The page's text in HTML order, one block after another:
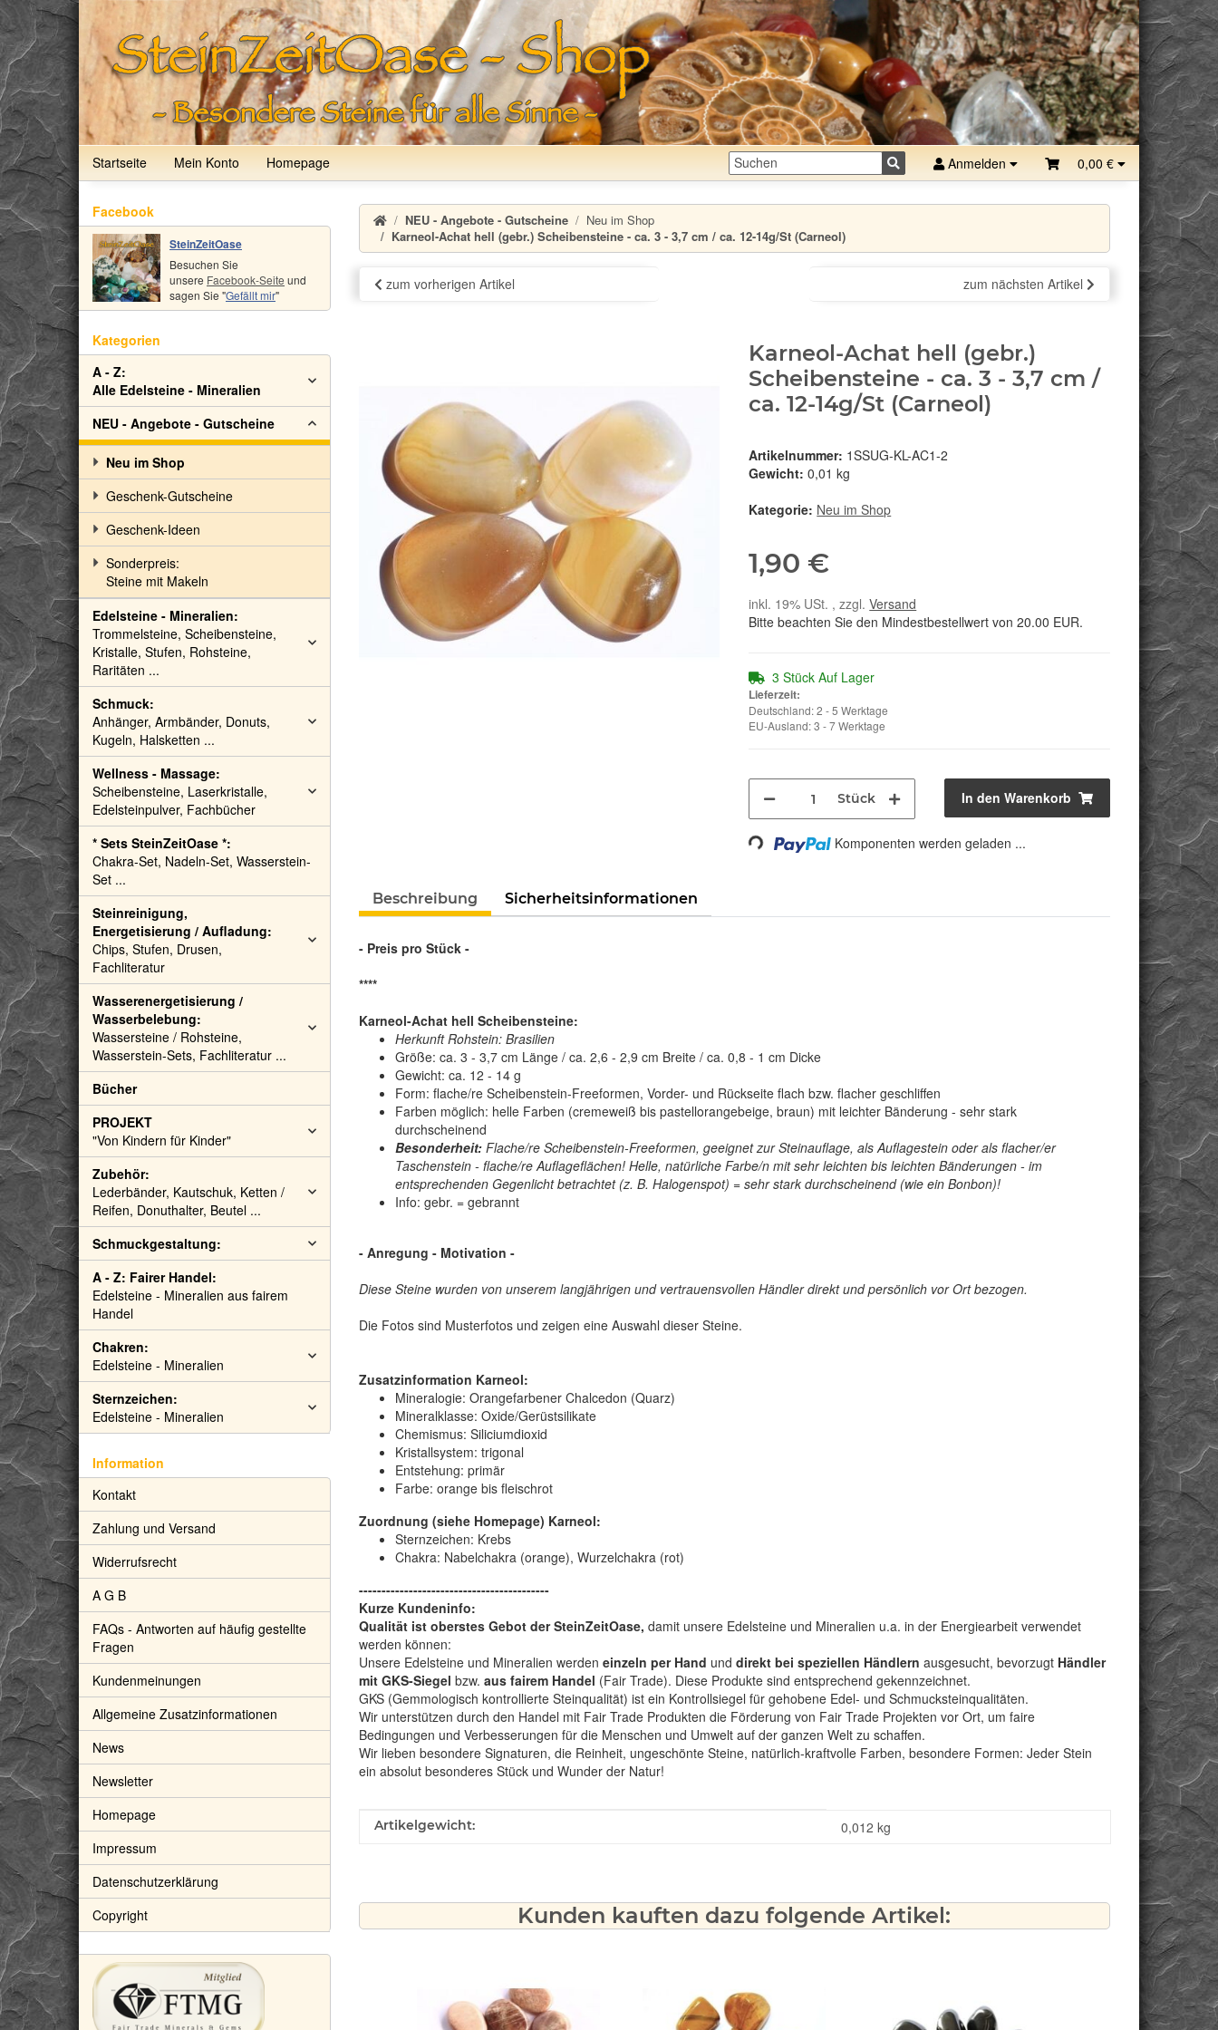
Startseite Mein Konto Homepage Anmelden 0,00 €
NEU - Angebote - Gutscheine
Neu im Shop
Karneol-Achat hell (gebr.) Scheibensteine - ca. 3 - 3,7 cm / ca. 12-14g/St (Carneol)
zum vorherigen Artikel zum nächsten Artikel
Karneol-Achat hell (gebr.)
Scheibensteine - ca. 3 - 3,7 cm /
ca. 12-14g/St (Carneol)
Artikelnummer: 1SSUG-KL-AC1-2
Gewicht: 0,01 kg
Kategorie: Neu im Shop
1,90 €
inkl. 19% USt. , zzgl.Versand
Bitte beachten Sie den Mindestbestellwert von 20.00 EUR.
3 Stück Auf Lager
Lieferzeit:
Deutschland: 2 - 5 Werktage
EU-Ausland: 3 - 7 Werktage
Stück In den Warenkorb
Loading... Komponenten werden geladen ...
Beschreibung Sicherheitsinformationen
- Preis pro Stück -
****
Karneol-Achat hell Scheibensteine:
Herkunft Rohstein: Brasilien
Größe: ca. 3 - 3,7 cm Länge / ca. 2,6 - 2,9 cm Breite / ca. 0,8 - 1 cm Dicke
Gewicht: ca. 12 - 14 g
Form: flache/re Scheibenstein-Freeformen, Vorder- und Rückseite flach bzw. flacher geschliffen
Farben möglich: helle Farben (cremeweiß bis pastellorangebeige, braun) mit leichter Bänderung - sehr stark
durchscheinend
Besonderheit:Flache/re Scheibenstein-Freeformen, geeignet zur Steinauflage, als Auflagestein oder als flacher/er
Taschenstein - flache/re Auflageflächen! Helle, natürliche Farbe/n mit sehr leichten bis leichten Bänderungen - im
entsprechenden Gegenlicht betrachtet (z. B. Halogenspot) = sehr stark durchscheinend (wie ein Bonbon)!
Info: gebr. = gebrannt
- Anregung - Motivation -
Diese Steine wurden von unserem langjährigen und vertrauensvollen Händler direkt und persönlich vor Ort bezogen.
Die Fotos sind Musterfotos und zeigen eine Auswahl dieser Steine.
Zusatzinformation Karneol:
Mineralogie: Orangefarbener Chalcedon (Quarz)
Mineralklasse: Oxide/Gerüstsilikate
Chemismus: Siliciumdioxid
Kristallsystem: trigonal
Entstehung: primär
Farbe: orange bis fleischrot
Zuordnung (siehe Homepage) Karneol:
Sternzeichen: Krebs
Chakra: Nabelchakra (orange), Wurzelchakra (rot)
------------------------------------------
Kurze Kundeninfo:
Qualität ist oberstes Gebot der SteinZeitOase, damit unsere Edelsteine und Mineralien u.a. in der Energiearbeit verwendet
werden können:
Unsere Edelsteine und Mineralien werden einzeln per Hand und direkt bei speziellen Händlern ausgesucht, bevorzugt Händler
mit GKS-Siegel bzw. aus fairem Handel (Fair Trade). Diese Produkte sind entsprechend gekennzeichnet.
GKS (Gemmologisch kontrollierte Steinqualität) ist ein Kontrollsiegel für gehobene Edel- und Schmucksteinqualitäten.
Wir unterstützen durch den Handel mit Fair Trade Produkten die Förderung von Fair Trade Projekten vor Ort, um faire
Bedingungen und Verbesserungen für die Menschen und Umwelt auf der ganzen Welt zu schaffen.
Wir lieben besondere Signaturen, die Reinheit, ungeschönte Steine, natürlich-kraftvolle Farben, besondere Formen: Jeder Stein
ein absolut besonderes Stück und Wunder der Natur!
Produkteigenschaft
Wert
Artikelgewicht: 0,012 kg
Kunden kauften dazu folgende Artikel:
Facebook
SteinZeitOase
Besuchen Sie
unsere Facebook-Seite und
sagen Sie "Gefällt mir"
Kategorien
A - Z:
Alle Edelsteine - Mineralien
NEU - Angebote - Gutscheine
Neu im Shop
Geschenk-Gutscheine
Geschenk-Ideen
Sonderpreis:
Steine mit Makeln
Edelsteine - Mineralien:
Trommelsteine, Scheibensteine,
Kristalle, Stufen, Rohsteine,
Raritäten ...
Schmuck:
Anhänger, Armbänder, Donuts,
Kugeln, Halsketten ...
Wellness - Massage:
Scheibensteine, Laserkristalle,
Edelsteinpulver, Fachbücher
* Sets SteinZeitOase *:
Chakra-Set, Nadeln-Set, Wasserstein-
Set ...
Steinreinigung,
Energetisierung / Aufladung:
Chips, Stufen, Drusen,
Fachliteratur
Wasserenergetisierung /
Wasserbelebung:
Wassersteine / Rohsteine,
Wasserstein-Sets, Fachliteratur ...
Bücher
PROJEKT
"Von Kindern für Kinder"
Zubehör:
Lederbänder, Kautschuk, Ketten /
Reifen, Donuthalter, Beutel ...
Schmuckgestaltung:
A - Z: Fairer Handel:
Edelsteine - Mineralien aus fairem
Handel
Chakren:
Edelsteine - Mineralien
Sternzeichen:
Edelsteine - Mineralien
Information
Kontakt
Zahlung und Versand
Widerrufsrecht
A G B
FAQs - Antworten auf häufig gestellte
Fragen
Kundenmeinungen
Allgemeine Zusatzinformationen
News
Newsletter
Homepage
Impressum
Datenschutzerklärung
Copyright